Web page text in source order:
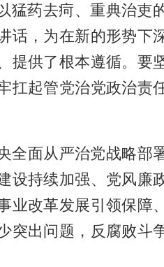
猛药去疴、重典治吏
，为在新的形势下
提供了根本遵循。要
扛起管党治党政治责
全面从严治党战略部
设持续加强、党风廉
业改革发展引领保障
突出问题，反腐败斗